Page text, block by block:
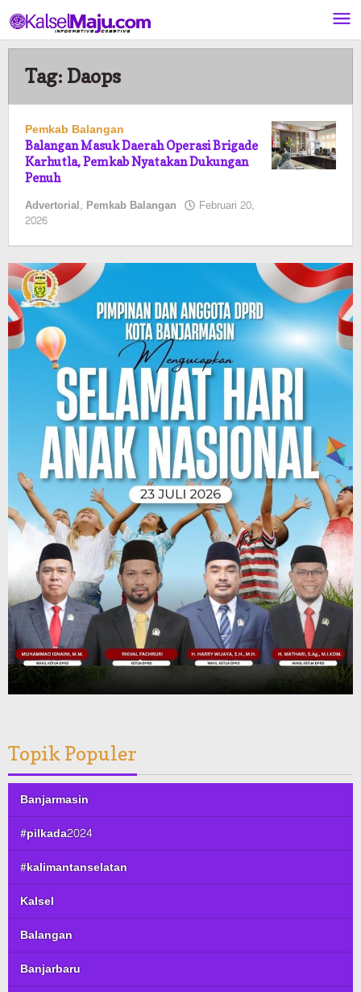
ke
konten
Tag: Daops
Pemkab Balangan
Balangan Masuk Daerah Operasi Brigade
Karhutla, Pemkab Nyatakan Dukungan
Penuh
Advertorial, Pemkab Balangan Februari 20,
2026
Topik Populer
Banjarmasin
#pilkada2024
#kalimantanselatan
Kalsel
Balangan
Banjarbaru